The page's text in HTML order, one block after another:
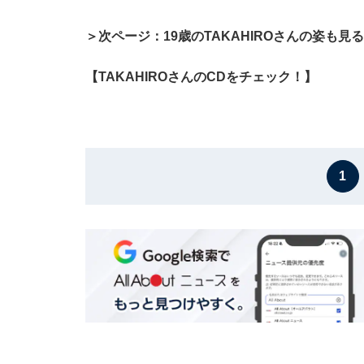
＞次ページ：19歳のTAKAHIROさんの姿も見
【TAKAHIROさんのCDをチェック！】
1